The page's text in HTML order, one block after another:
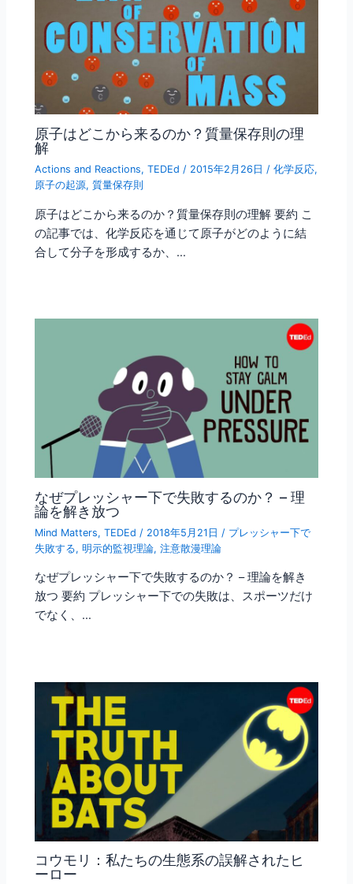
原子はどこから来るのか？質量保存則の理
解
Actions and Reactions,TEDEd / 2015年2月26日/化学反応,
原子の起源,質量保存則
原子はどこから来るのか？質量保存則の理解 要約 こ
の記事では、化学反応を通じて原子がどのように結
合して分子を形成するか、…
なぜプレッシャー下で失敗するのか？ – 理
論を解き放つ
Mind Matters,TEDEd / 2018年5月21日 / プレッシャー下で
失敗する, 明示的監視理論,注意散漫理論
なぜプレッシャー下で失敗するのか？ – 理論を解き
放つ 要約 プレッシャー下での失敗は、スポーツだけ
でなく、…
コウモリ：私たちの生態系の誤解されたヒ
ーロー